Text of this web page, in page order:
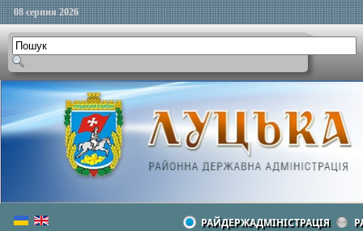
08 серпня 2026
РАЙДЕРЖАДМІНІСТРАЦІЯ